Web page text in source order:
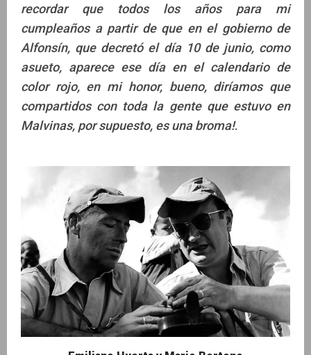
recordar que todos los años para mi
cumpleaños a partir de que en el gobierno de
Alfonsín, que decretó el día 10 de junio, como
asueto, aparece ese día en el calendario de
color rojo, en mi honor, bueno, diríamos que
compartidos con toda la gente que estuvo en
Malvinas, por supuesto, es una broma!.